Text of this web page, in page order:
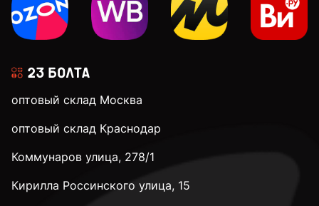
24 мм
35 мм
оптовый склад Москва
оптовый склад Краснодар
Коммунаров улица, 278/1
Кирилла Россинского улица, 15